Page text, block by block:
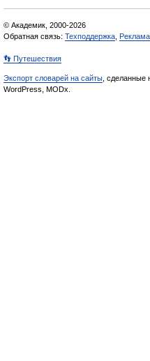
© Академик, 2000-2026
Обратная связь: Техподдержка
👣 Путешествия
Экспорт словарей на сайты , сделанные
WordPress, MODx.